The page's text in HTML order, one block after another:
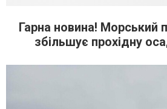
Гарна новина! Морський
збільшує прохідну